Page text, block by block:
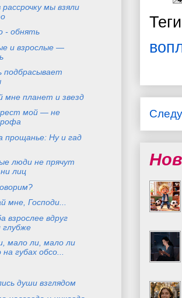
мы взяли
- обнять
и взрослые —
подбрасывает
мне планет и звезд
мой — не
прощанье: Ну и гад
люди не прячут
лиц
мне, Господи...
взрослее вдруг
глубже
мало ли, мало ли
губах обсо...
души взглядом